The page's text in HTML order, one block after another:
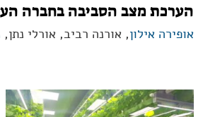
הערכת מצב הסביבה בחברה
אופירה אילון, אורנה רביב, אורלי נתן,